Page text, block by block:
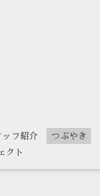
ッフ紹介 つぶやき
クト